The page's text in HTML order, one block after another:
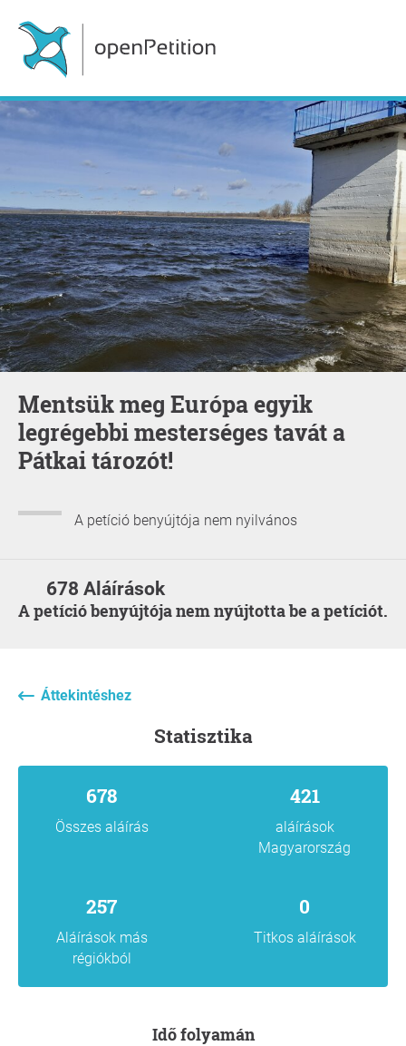
Mentsük meg Európa egyik
legrégebbi mesterséges tavát a
Pátkai tározót!
A petíció benyújtója nem nyilvános
678 Aláírások
A petíció benyújtója nem nyújtotta be a petíciót.
Áttekintéshez
statisztika
678
Összes aláírás
421
aláírások
Magyarország
257
Aláírások más
régiókból
0
Titkos aláírások
Idő folyamán